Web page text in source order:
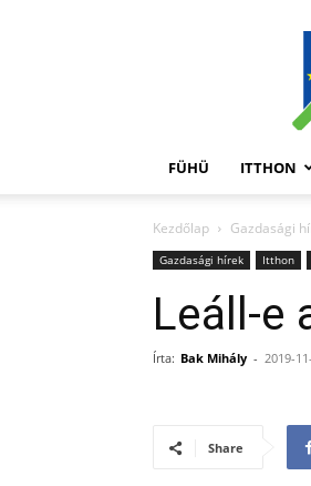
FÜHÜ ITTHON
Kezdőlap Gazdasági
Gazdasági hírek Itthon
Leáll-e
Írta: Bak Mihály - 2019-
Share